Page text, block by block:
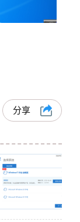
分享